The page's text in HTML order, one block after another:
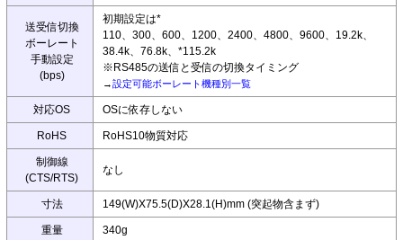
送受信切換
ボーレート
手動設定
(bps)
初期設定は*
110、300、600、1200、2400、4800、9600、19.2k、
38.4k、76.8k、*115.2k
※RS485の送信と受信の切換タイミング
→設定可能ボーレート機種別一覧
対応OS OSに依存しない
RoHS RoHS10物質対応
制御線
(CTS/RTS)
なし
寸法 149(W)X75.5(D)X28.1(H)mm (突起物含まず)
重量 340g